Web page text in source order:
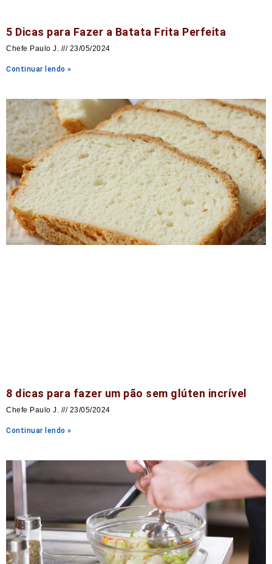
5 Dicas para Fazer a Batata Frita Perfeita
Chefe Paulo J. 23/05/2024
Continuar lendo »
8 dicas para fazer um pão sem glúten incrível
Chefe Paulo J. 23/05/2024
Continuar lendo »